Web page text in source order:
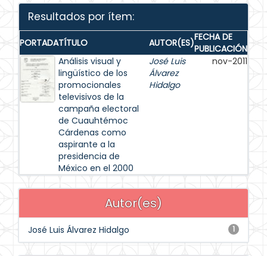
Resultados por ítem:
PORTADATÍTULO AUTOR(ES)FECHA DE
PUBLICACIÓN
Análisis visual y
lingüístico de los
promocionales
televisivos de la
campaña electoral
de Cuauhtémoc
Cárdenas como
aspirante a la
presidencia de
México en el 2000
José Luis
Álvarez
Hidalgo
nov-2011
Autor(es)
1
José Luis Álvarez Hidalgo